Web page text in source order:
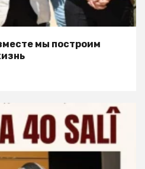
мы построим